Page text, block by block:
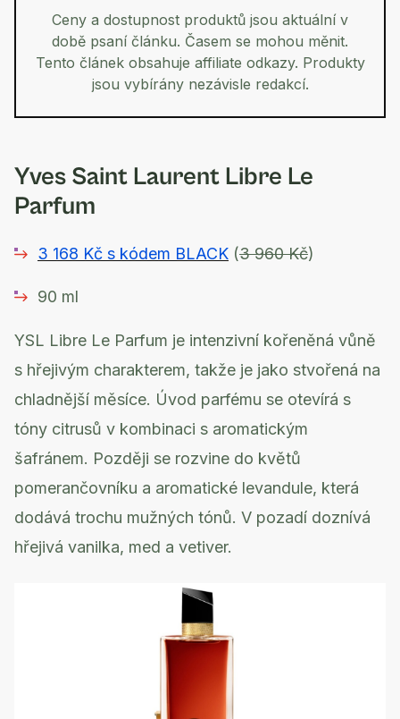
Ceny a dostupnost produktů jsou aktuální v
době psaní článku. Časem se mohou měnit.
Tento článek obsahuje affiliate odkazy. Produkty
jsou vybírány nezávisle redakcí.
Yves Saint Laurent Libre Le
Parfum
3 168 Kč s kódem BLACK (3 960 Kč)
90 ml
YSL Libre Le Parfum je intenzivní kořeněná vůně
s hřejivým charakterem, takže je jako stvořená na
chladnější měsíce. Úvod parfému se otevírá s
tóny citrusů v kombinaci s aromatickým
šafránem. Později se rozvine do květů
pomerančovníku a aromatické levandule, která
dodává trochu mužných tónů. V pozadí doznívá
hřejivá vanilka, med a vetiver.